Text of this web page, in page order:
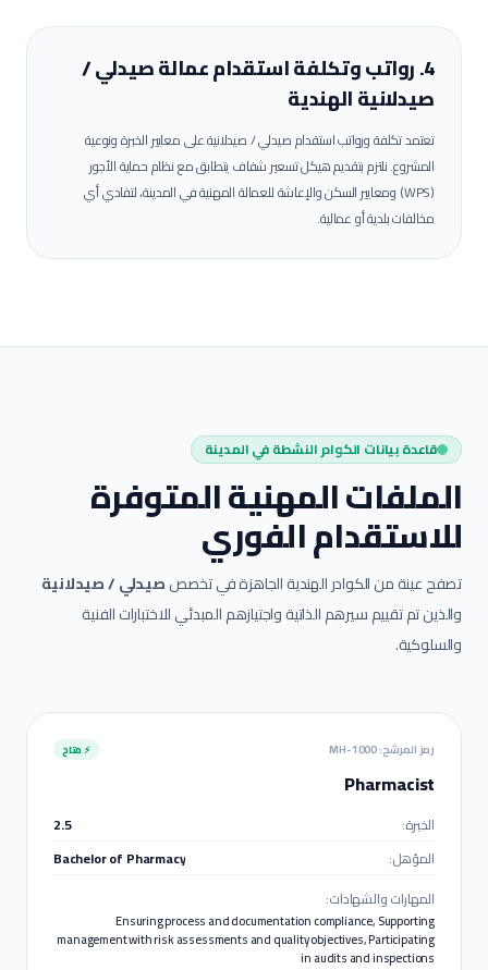
4. رواتب وتكلفة استقدام عمالة
صيدلي /
صيدلانيةالهندية
تعتمد تكلفة ورواتب استقدامصيدلي / صيدلانيةعلى معايير الخبرة ونوعية
المشروع. نلتزم بتقديم هيكل تسعير شفاف يتطابق مع نظام حماية الأجور
(WPS) ومعايير السكن والإعاشة للعمالة المهنية في
المدينة، لتفادي أي
مخالفات بلدية أو عمالية.
قاعدة بيانات الكوادر النشطة فيالمدينة
الملفات المهنية المتوفرة
للاستقدام الفوري
تصفح عينة من الكوادر الهندية الجاهزة في تخصصصيدلي / صيدلانية
والذين تم تقييم سيرهم الذاتية واجتيازهم المبدئي للاختبارات الفنية
والسلوكية.
رمز المرشح:MH-1000 ⚡ متاح
Pharmacist
الخبرة:
2.5
المؤهل:
Bachelor of Pharmacy
المهارات والشهادات:
Ensuring process and documentation compliance, Supporting
management with risk assessments and quality objectives, Participating
in audits and inspections